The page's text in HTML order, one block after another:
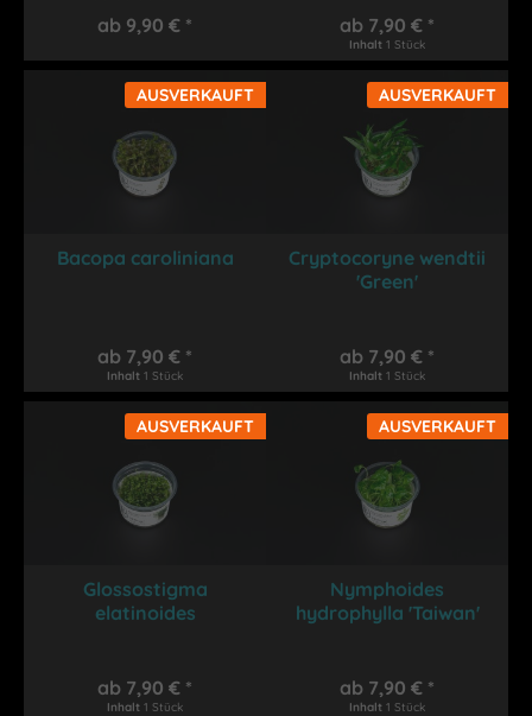
ab 9,90 € * ab 7,90 € *
Inhalt1 Stück
AUSVERKAUFT
Bacopa caroliniana
ab 7,90 € *
Inhalt1 Stück
AUSVERKAUFT
Cryptocoryne wendtii
'Green'
ab 7,90 € *
Inhalt1 Stück
AUSVERKAUFT
Glossostigma
elatinoides
ab 7,90 € *
Inhalt1 Stück
AUSVERKAUFT
Nymphoides
hydrophylla 'Taiwan'
ab 7,90 € *
Inhalt1 Stück